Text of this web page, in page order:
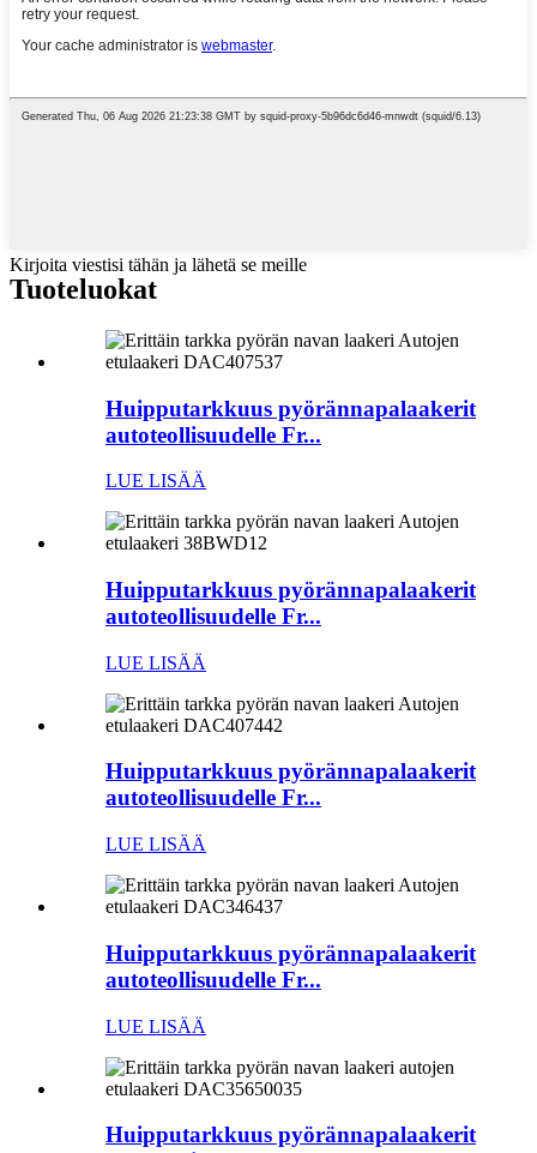
Kirjoita viestisi tähän ja lähetä se meille
Tuoteluokat
Huipputarkkuus pyörännapalaakerit
autoteollisuudelle Fr...
LUE LISÄÄ
Huipputarkkuus pyörännapalaakerit
autoteollisuudelle Fr...
LUE LISÄÄ
Huipputarkkuus pyörännapalaakerit
autoteollisuudelle Fr...
LUE LISÄÄ
Huipputarkkuus pyörännapalaakerit
autoteollisuudelle Fr...
LUE LISÄÄ
Huipputarkkuus pyörännapalaakerit